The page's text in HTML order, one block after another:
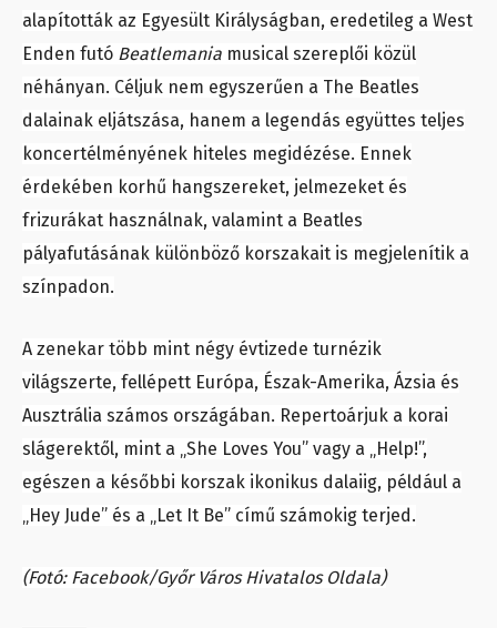
alapították az Egyesült Királyságban, eredetileg a West
Enden futó Beatlemania musical szereplői közül
néhányan. Céljuk nem egyszerűen a The Beatles
dalainak eljátszása, hanem a legendás együttes teljes
koncertélményének hiteles megidézése. Ennek
érdekében korhű hangszereket, jelmezeket és
frizurákat használnak, valamint a Beatles
pályafutásának különböző korszakait is megjelenítik a
színpadon.
A zenekar több mint négy évtizede turnézik
világszerte, fellépett Európa, Észak-Amerika, Ázsia és
Ausztrália számos országában. Repertoárjuk a korai
slágerektől, mint a „She Loves You” vagy a „Help!”,
egészen a későbbi korszak ikonikus dalaiig, például a
„Hey Jude” és a „Let It Be” című számokig terjed.
(Fotó: Facebook/Győr Város Hivatalos Oldala)